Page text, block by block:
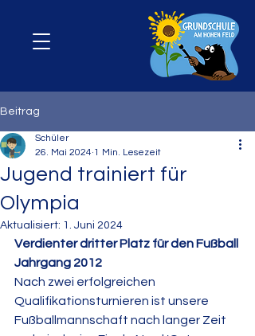
Beitrag
Jugend trainiert für
Olympia
Schüler
26. Mai 2024 1 Min. Lesezeit
Aktualisiert: 1. Juni 2024
Verdienter dritter Platz für den Fußball
Jahrgang 2012
Nach zwei erfolgreichen
Qualifikationsturnieren ist unsere
Fußballmannschaft nach langer Zeit